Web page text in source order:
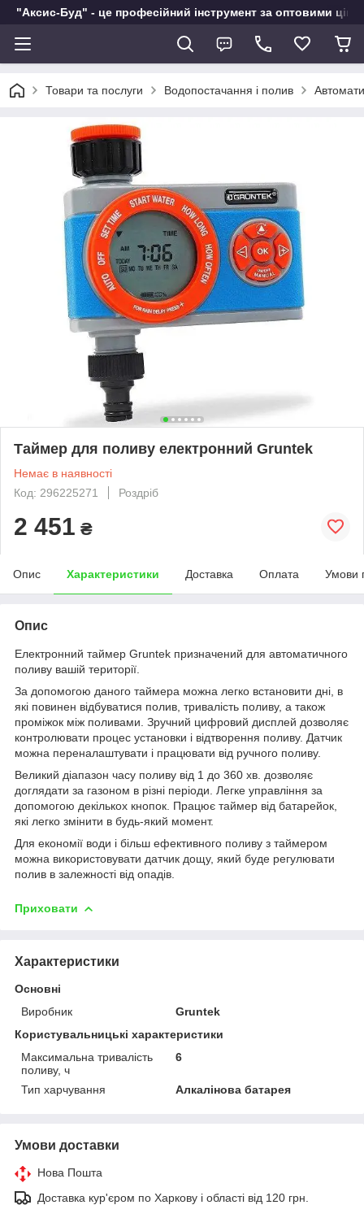
"Аксис-Буд" - це професійний інструмент за оптовими
Товари та послуги Водопостачання і полив
Таймер для поливу електронний Gruntek
Немає в наявності
Код: 296225271
Роздріб
2 451 ₴
Опис Характеристики Доставка Оплата Умови
Опис
Електронний таймер Gruntek призначений для автоматичного
поливу вашій території.
За допомогою даного таймера можна легко встановити дні, в
які повинен відбуватися полив, тривалість поливу, а також
проміжок між поливами. Зручний цифровий дисплей дозволяє
контролювати процес установки і відтворення поливу. Датчик
можна переналаштувати і працювати від ручного поливу.
Великий діапазон часу поливу від 1 до 360 хв. дозволяє
доглядати за газоном в різні періоди. Легке управління за
допомогою декількох кнопок. Працює таймер від батарейок,
які легко змінити в будь-який момент.
Для економії води і більш ефективного поливу з таймером
можна використовувати датчик дощу, який буде регулювати
полив в залежності від опадів.
Приховати
Характеристики
Основні
Виробник
Gruntek
Користувальницькі характеристики
Максимальна тривалість
поливу, ч
6
Тип харчування Алкалінова батарея
Умови доставки
Нова Пошта
Доставка кур'єром по Харкову і області від 120 грн.